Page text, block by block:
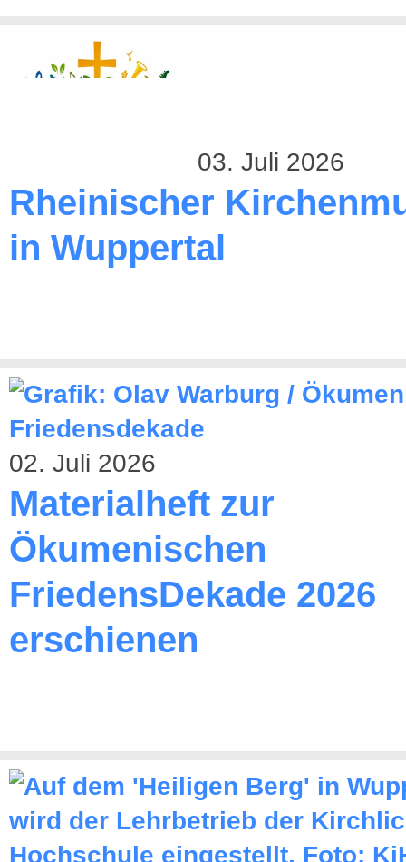
03. Juli 2026
Rheinischer
in Wuppertal
02. Juli 2026
Materialheft zur
Ökumenischen
FriedensDekade 2026
erschienen